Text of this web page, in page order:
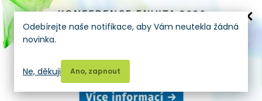
Odebírejte naše notifikace, aby Vám neutekla žádná
novinka.
Ano, zapnout
Ne, děkuji